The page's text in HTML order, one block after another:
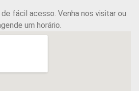
fácil acesso. Venha nos visitar ou
um horário.